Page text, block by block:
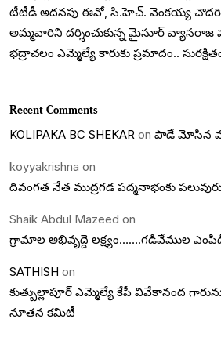
టీటీడీ అదనపు ఈవో, సి.హెచ్. వెంకయ్య చౌదరి
అమ్మవారిని దర్శించుకున్న మైసూర్
భద్రాచలం ఎమ్మెల్యే కారుకు ప్రమాదం..
Recent Comments
KOLIPAKA BC SHEKAR on పాడే మోసిన
koyyakrishna on
దివంగత నేత ముద్రగడ పద్మనాభంకు
Shaik Abdul Mazeed on
గ్రామాల అభివృద్దె లక్ష్యం…….గడివేముల
SATHISH on
కుత్బుల్లాపూర్ ఎమ్మెల్యే కేపీ వివేకానంద
నూతన కమిటీ